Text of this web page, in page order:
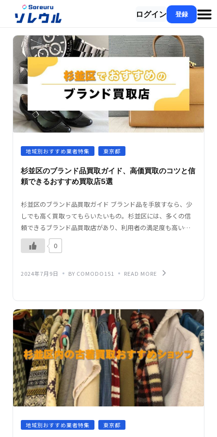
ログイン 登録
地域別おすすめ業者特集 東京都
杉並区のブランド品買取ガイド、高価買取のコツと信
頼できるおすすめ買取店5選
杉並区のブランド品買取ガイド ブランド品を手放すなら、少
しでも高く買取ってもらいたいもの。杉並区には、多くの信
頼できるブランド品買取店があり、利用者の満足度も高いで
す。この記事では、ブランド品を高価買取してもらうための
コ […]
0
2024年7月9日 BY COMODO151 READ MORE
地域別おすすめ業者特集 東京都